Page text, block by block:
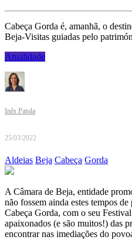
Cabeça Gorda é, amanhã, o
Beja-Visitas guiadas pelo
Atualidade
Inês Patola
25/03/2022
Aldeias Beja Cabeça Gorda
A Câmara de Beja, entidade
não fossem ainda estes tempos
Cabeça Gorda, com o seu
apaixonados (e são muitos!) das
encontrar nas imediações do